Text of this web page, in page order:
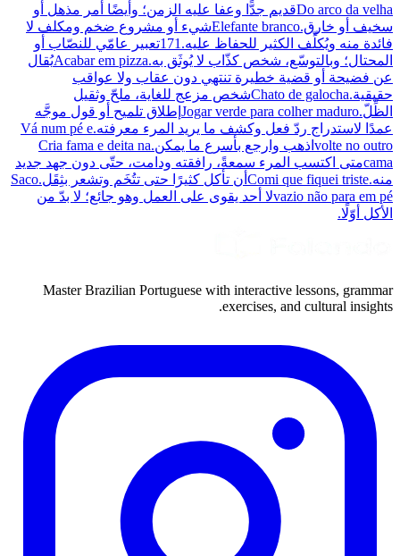
Do arco da velhaقديم جدًّا وعفا عليه الزمن؛ وأيضًا أمر مذهل أو
سخيف أو خارق.Elefante brancoشيء أو مشروع ضخم ومكلف لا
فائدة منه ويُكلِّف الكثير للحفاظ عليه. 171تعبير عامّي للنصّاب أو
المحتال؛ وبالتوسّع، شخص كذّاب لا يُوثَق به.Acabar em pizzaيُقال
عن فضيحة أو قضية خطيرة تنتهي دون عقاب ولا عواقب
حقيقية.Chato de galochaشخص مزعج للغاية، ملحّ وثقيل
الظِّلّ.Jogar verde para colher maduro إطلاق تلميح أو قول موجَّه
عمدًا لاستدراج ردّ فعل وكشف ما يريد المرء معرفته.Vá num pé e
volte no outro اذهب وارجع بأسرع ما يمكن.Cria fama e deita na
camaمتى اكتسب المرء سمعةً، رافقته ودامت، حتّى دون جهد جديد
منه.Comi que fiquei triste أن تأكل كثيرًا حتى تتُخَم وتشعر بثِقَل.Saco
vazio não para em péلا أحد يقوى على العمل وهو جائع؛ لا بدّ من
الأكل أوّلًا.
Master Brazilian Portuguese with interactive lessons, grammar
exercises, and cultural insights.